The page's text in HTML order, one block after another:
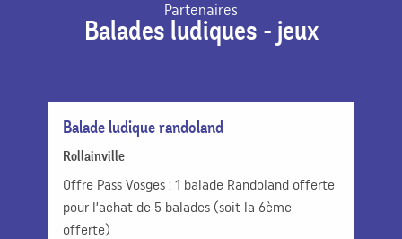
Partenaires
Balades ludiques - jeux
Balade ludique randoland
Rollainville
Offre Pass Vosges : 1 balade Randoland offerte
pour l’achat de 5 balades (soit la 6ème
offerte)